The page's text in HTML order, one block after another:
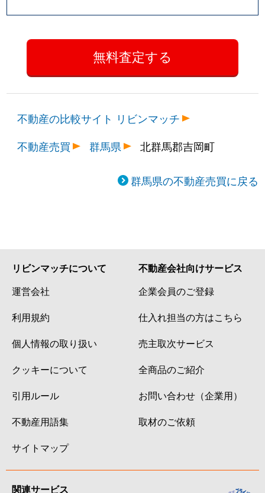
不動産の比較サイト リビンマッチ
不動産売買
群馬県 北群馬郡吉岡町
群馬県の不動産売買に戻る
リビンマッチについて
運営会社
利用規約
個人情報の取り扱い
クッキーについて
引用ルール
不動産用語集
サイトマップ
不動産会社向けサービス
企業会員のご登録
仕入れ担当の方はこちら
売主取次サービス
全商品のご紹介
お問い合わせ（企業用）
取材のご依頼
関連サービス